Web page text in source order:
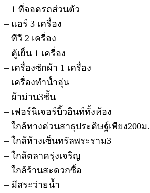
– 1 ที่จอดรถส่วนตัว
– แอร์ 3 เครื่อง
– ทีวี 2 เครื่อง
– ตู้เย็น 1 เครื่อง
– เครื่องซักผ้า 1 เครื่อง
– เครื่องทำน้ำอุ่น
– ผ้าม่าน3ชั้น
– เฟอร์นิเจอร์บิ้วอินท์ทั้งห้อง
– ใกล้ทางด่วนสาธุประดิษฐ์เพียง200ม.
– ใกล้ห้างเซ็นทรัลพระราม3
– ใกล้ตลาดรุ่งเจริญ
– ใกล้ร้านสะดวกซื้อ
– มีสระว่ายน้ำ